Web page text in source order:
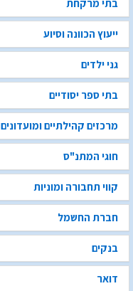
בתי מרקחת
ייעוץ הכוונה וסיוע
גני ילדים
בתי ספר יסודיים
מרכזים קהילתיים ומועדונים
חוגי המתנ"ס
קווי תחבורה ומוניות
חברת החשמל
בנקים
דואר